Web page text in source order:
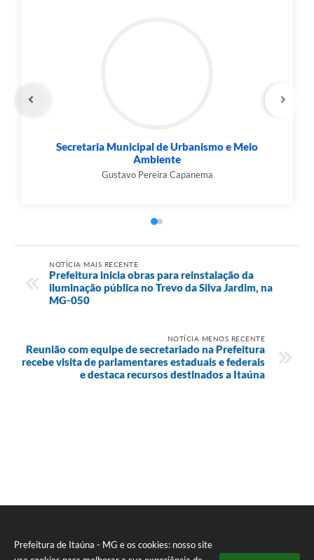
Prefeitura de Itaúna - MG e os cookies: nosso site
Secretaria Municipal de Urbanismo e Meio
Ambiente
Gustavo Pereira Capanema
NOTÍCIA MAIS RECENTE
Prefeitura inicia obras para reinstalação da
iluminação pública no Trevo da Silva Jardim, na
MG-050
NOTÍCIA MENOS RECENTE
Reunião com equipe de secretariado na Prefeitura
recebe visita de parlamentares estaduais e federais
e destaca recursos destinados a Itaúna